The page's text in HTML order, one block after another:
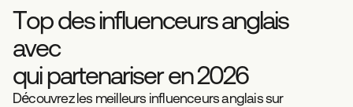
Topdesinfluenceursanglais
avec
qui partenariseren2026
Découvrez les meilleurs influenceurs anglais sur